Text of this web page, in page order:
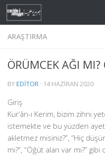
Skip to content
ARAŞTIRMA
ÖRÜMCEK AĞI MI?
BYEDITOR · 14 HAZIRAN 2020
Giriş
Kur’ân-ı Kerim, bizim zihni
istemekte ve bu yüzden
akletmez misiniz?”, “Hiç
mı?”, “Öğüt alan var mı?”